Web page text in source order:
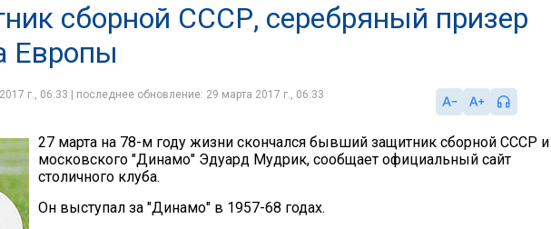
сборной СССР, серебряный призер
Европы
г., 06:33 | последнее обновление: 29 марта 2017 г., 06:33
27 марта на 78-м году жизни скончался бывший защитник сборной СССР и
московского "Динамо" Эдуард Мудрик, сообщает официальный сайт
столичного клуба.
Он выступал за "Динамо" в 1957-68 годах.